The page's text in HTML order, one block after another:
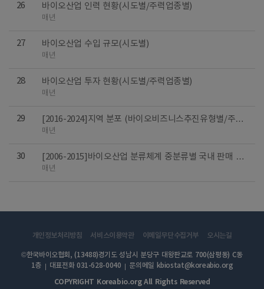
26 바이오산업 인력 현황(시도별/주력업종별)
매년
27 바이오산업 수입 규모(시도별)
매년
28 바이오산업 투자 현황(시도별/주력업종별)
매년
29
[2016-2024]지역 분포 (바이오비즈니스추진유형별/주력
업종별)
매년
30
[2006-2015]바이오산업 분류체계 중분류별 국내 판매 및
수출 규모
매년
개인정보처리방침 서비스이용약관 이메일무단수집거부 오시는길
©한국바이오협회, (13488)경기도 성남시 분당구 대왕판교로 700(삼평동) C동
1층
대표전화 031-628-0040
문의메일 kbiostat@koreabio.org
COPYRIGHT Koreabio.org All Rights Reserved